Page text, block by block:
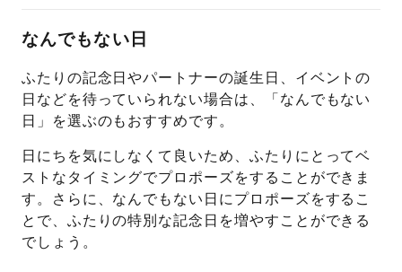
なんでもない日
ふたりの記念日やパートナーの誕生日、イベントの
日などを待っていられない場合は、「なんでもない
日」を選ぶのもおすすめです。
日にちを気にしなくて良いため、ふたりにとってベ
ストなタイミングでプロポーズをすることができま
す。さらに、なんでもない日にプロポーズをするこ
とで、ふたりの特別な記念日を増やすことができる
でしょう。